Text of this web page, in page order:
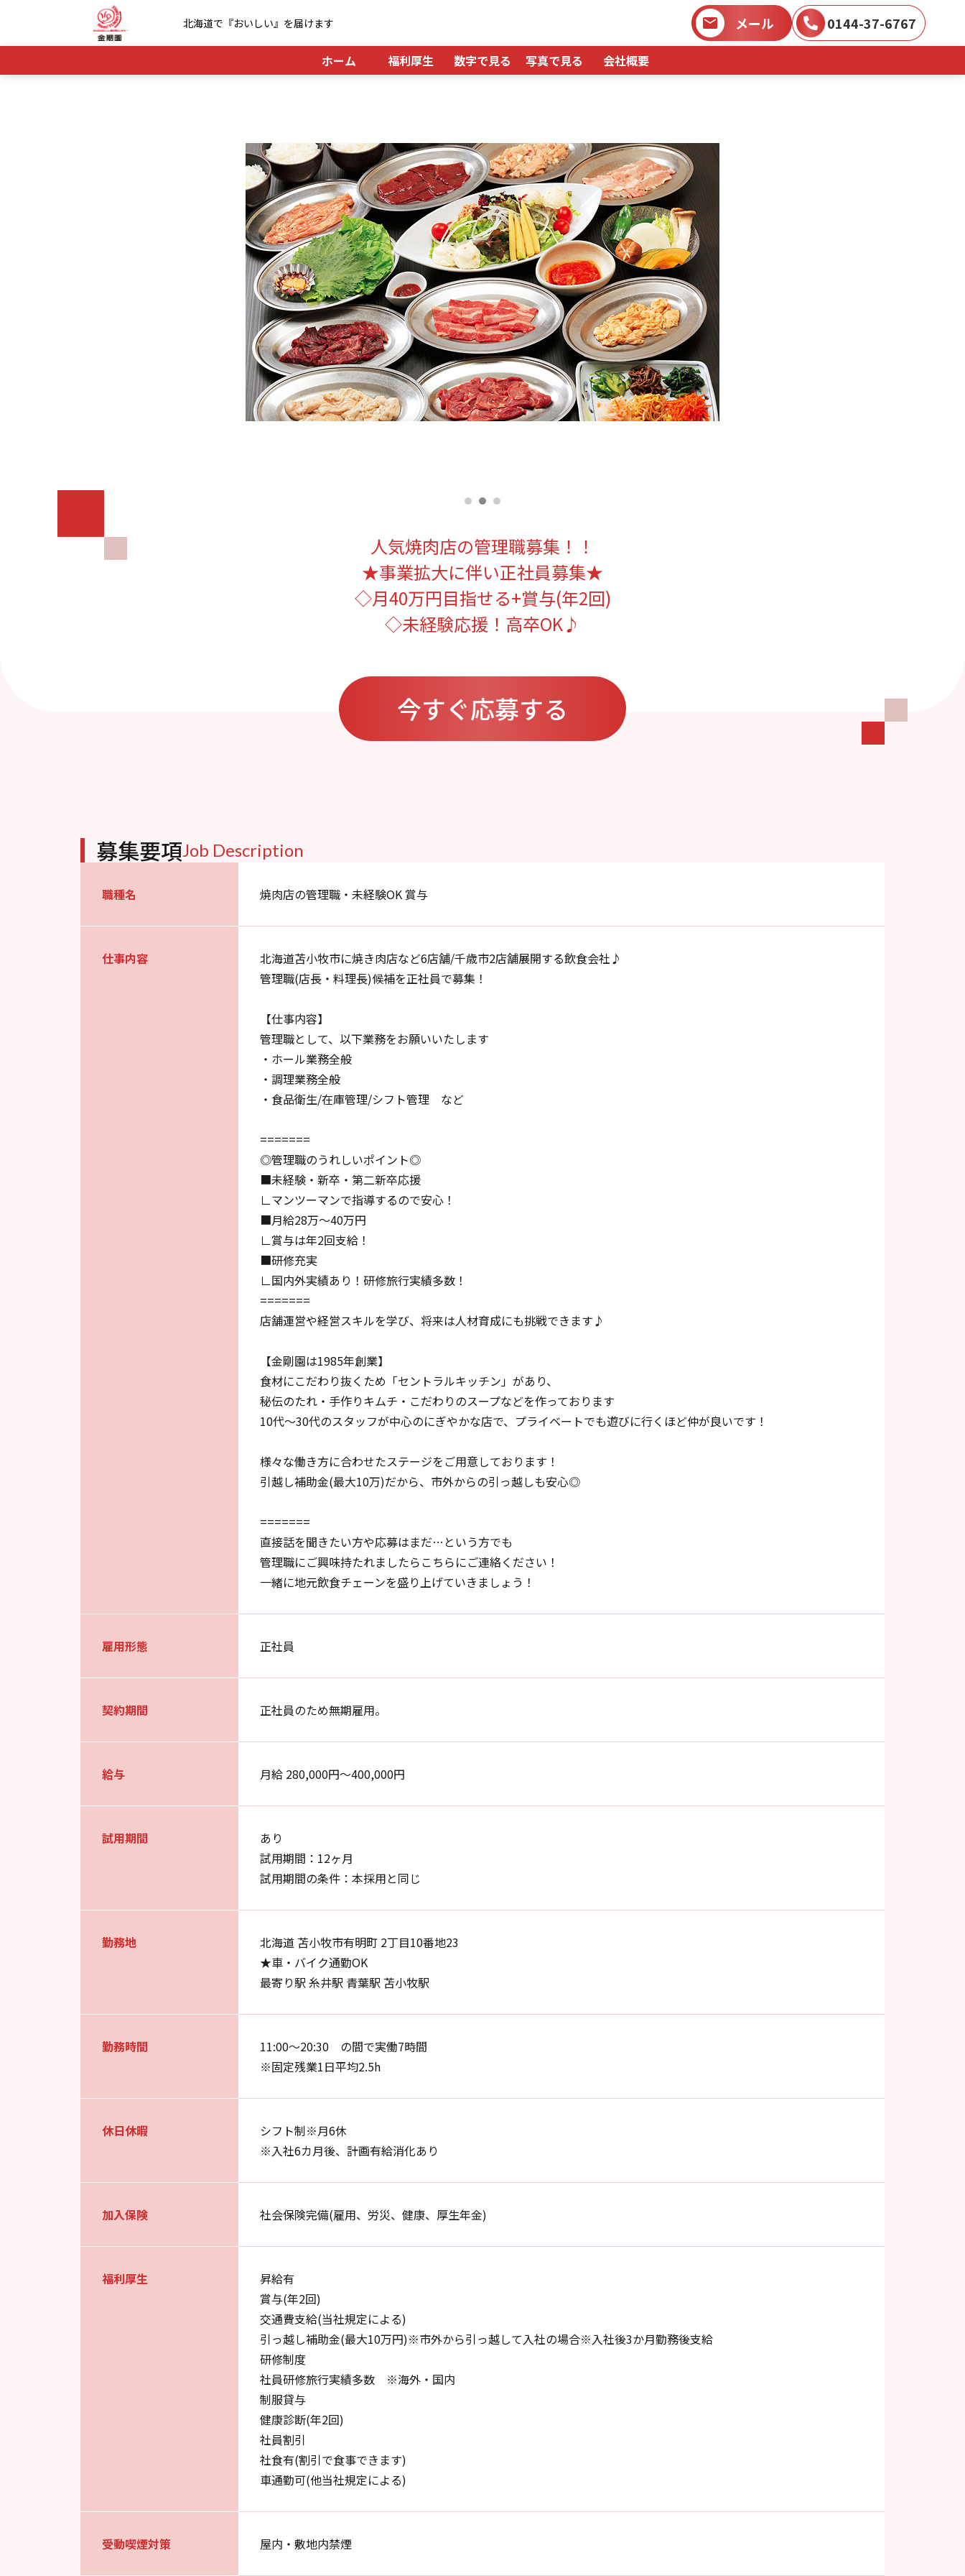
北海道で『おいしい』を届けます メール 0144-37-6767
ホーム 福利厚生 数字で見る 写真で見る 会社概要
人気焼肉店の管理職募集！！
★事業拡大に伴い正社員募集★
◇月40万円目指せる+賞与(年2回)
◇未経験応援！高卒OK♪
今すぐ応募する
募集要項Job Description
職種名 焼肉店の管理職・未経験OK 賞与
仕事内容
北海道苫小牧市に焼き肉店など6店舗/千歳市2店舗展開する飲食会社♪
管理職(店長・料理長)候補を正社員で募集！
【仕事内容】
管理職として、以下業務をお願いいたします
・ホール業務全般
・調理業務全般
・食品衛生/在庫管理/シフト管理 など
=======
◎管理職のうれしいポイント◎
■未経験・新卒・第二新卒応援
∟マンツーマンで指導するので安心！
■月給28万～40万円
∟賞与は年2回支給！
■研修充実
∟国内外実績あり！研修旅行実績多数！
=======
店舗運営や経営スキルを学び、将来は人材育成にも挑戦できます♪
【金剛園は1985年創業】
食材にこだわり抜くため「セントラルキッチン」があり、
秘伝のたれ・手作りキムチ・こだわりのスープなどを作っております
10代～30代のスタッフが中心のにぎやかな店で、プライベートでも遊びに行くほど仲が良いです！
様々な働き方に合わせたステージをご用意しております！
引越し補助金(最大10万)だから、市外からの引っ越しも安心◎
=======
直接話を聞きたい方や応募はまだ…という方でも
管理職にご興味持たれましたらこちらにご連絡ください！
一緒に地元飲食チェーンを盛り上げていきましょう！
雇用形態 正社員
契約期間 正社員のため無期雇用。
給与 月給 280,000円〜400,000円
試用期間
あり
試用期間：12ヶ月
試用期間の条件：本採用と同じ
勤務地
北海道 苫小牧市有明町 2丁目10番地23
★車・バイク通勤OK
最寄り駅 糸井駅 青葉駅 苫小牧駅
勤務時間
11:00～20:30 の間で実働7時間
※固定残業1日平均2.5h
休日休暇
シフト制※月6休
※入社6カ月後、計画有給消化あり
加入保険 社会保険完備(雇用、労災、健康、厚生年金)
福利厚生
昇給有
賞与(年2回)
交通費支給(当社規定による)
引っ越し補助金(最大10万円)※市外から引っ越して入社の場合※入社後3か月勤務後支給
研修制度
社員研修旅行実績多数 ※海外・国内
制服貸与
健康診断(年2回)
社員割引
社食有(割引で食事できます)
車通勤可(他当社規定による)
受動喫煙対策 屋内・敷地内禁煙